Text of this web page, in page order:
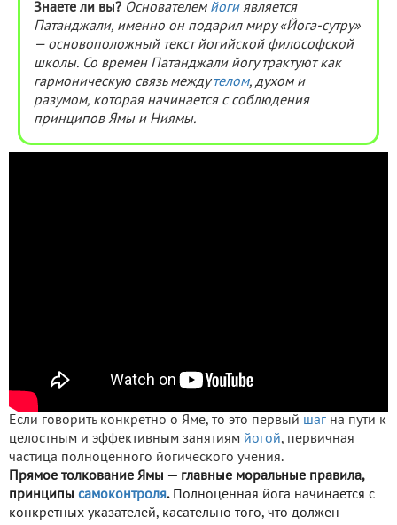
Знаете ли вы? Основателем йогиявляется
Патанджали, именно он подарил миру «Йога-сутру»
— основоположный текст йогийской философской
школы. Со времен Патанджали йогу трактуют как
гармоническую связь между телом, духом и
разумом, которая начинается с соблюдения
принципов Ямы и Ниямы.
Если говорить конкретно о Яме, то это первый шаг на пути к
целостным и эффективным занятиям йогой, первичная
частица полноценного йогического учения.
Прямое толкование Ямы — главные моральные правила,
принципы самоконтроля.
Полноценная йога начинается с
конкретных указателей, касательно того, что должен